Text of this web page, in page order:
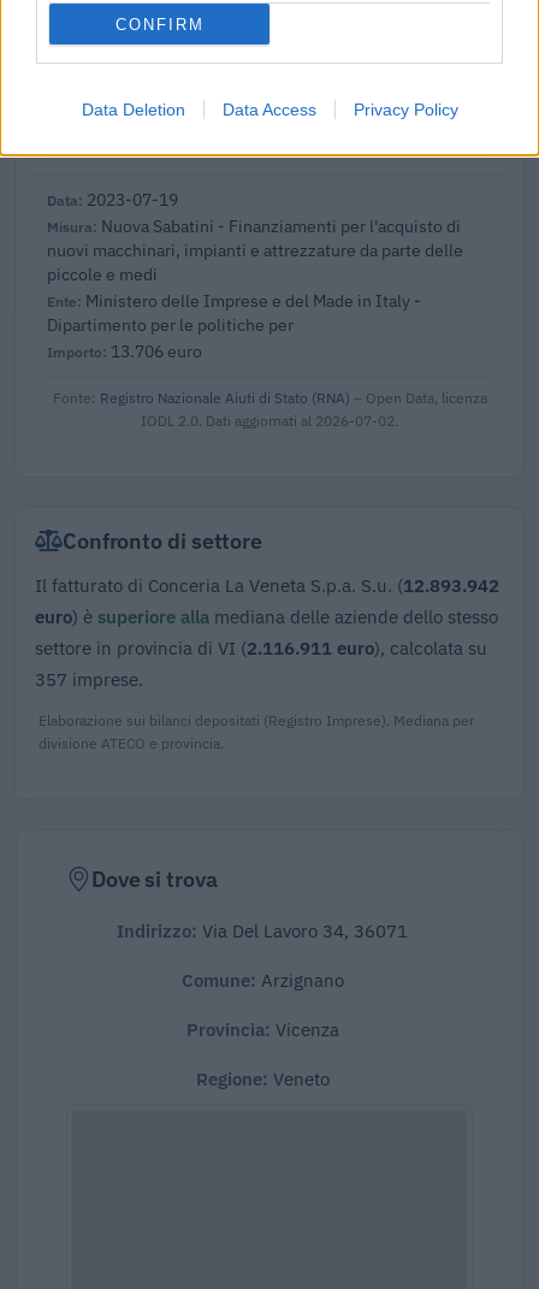
CONFIRM
Data Deletion Data Access Privacy Policy
2023-10-31
Decreto interministeriale 30 dicembre 2021 -
Fondo a sostegno dell'industria conciaria
Invitalia - Agenzia nazionale per l'attrazione degli
investimenti e lo sviluppo
100.000 euro
2023-07-19
Nuova Sabatini - Finanziamenti per l'acquisto di
nuovi macchinari, impianti e attrezzature da parte delle
piccole e medi
Ministero delle Imprese e del Made in Italy -
Dipartimento per le politiche per
13.706 euro
Fonte: Registro Nazionale Aiuti di Stato (RNA) – Open Data, licenza
IODL 2.0. Dati aggiornati al 2026-07-02.
Confronto di settore
Il fatturato di Conceria La Veneta S.p.a. S.u. (12.893.942
euro) è superiore alla mediana delle aziende dello stesso
settore in provincia di VI (2.116.911 euro), calcolata su
357 imprese.
Elaborazione sui bilanci depositati (Registro Imprese). Mediana per
divisione ATECO e provincia.
Dove si trova
Indirizzo: Via Del Lavoro 34, 36071
Comune: Arzignano
Provincia: Vicenza
Regione: Veneto